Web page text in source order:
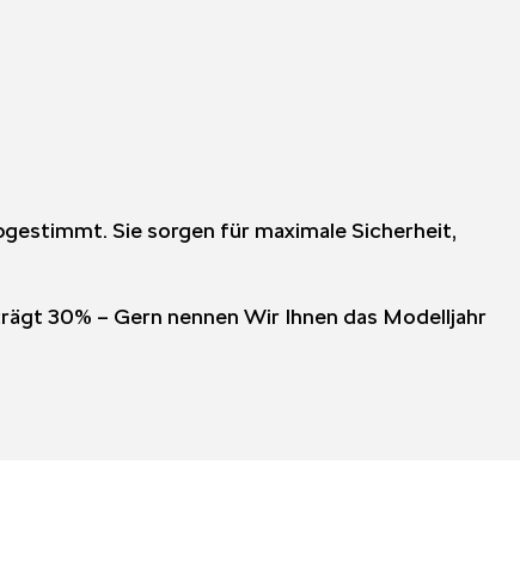
Sie sorgen für maximale Sicherheit,
30% – Gern nennen Wir Ihnen das Modelljahr